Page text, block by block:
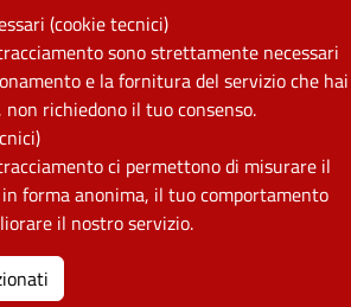
(cookie tecnici)
sono strettamente necessari
e la fornitura del servizio che hai
richiedono il tuo consenso.
ci permettono di misurare il
forma anonima, il tuo comportamento
il nostro servizio.